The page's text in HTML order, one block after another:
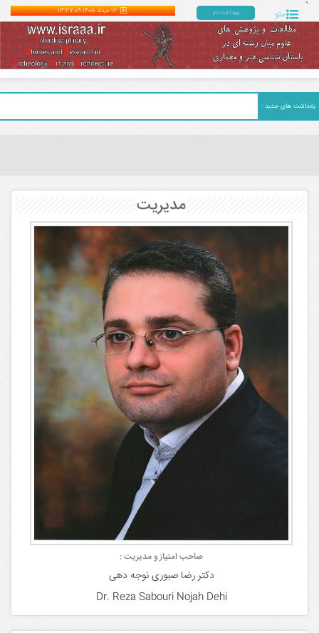
` منو ورود/ ثبت نام ۱۶ مرداد ۱۴۰۵ 13:27:10
یادداشت های جدید :
مدیریت
صاحب امتیاز و مدیریت :
دکتر رضا صبوری نوجه دهی
Dr. Reza Sabouri Nojah Dehi